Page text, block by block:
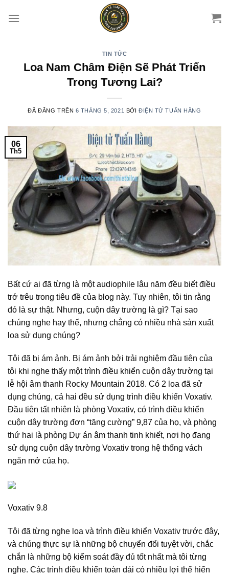
đến
TIN TỨC
Loa Nam Châm Điện Sẽ Phát Triển
Trong Tương Lai?
ĐÃ ĐĂNG TRÊN 6 THÁNG 5, 2021 BỞI ĐIỆN TỬ TUẤN HẰNG
06
Th5
Bất cứ ai đã từng là một audiophile lâu năm đều biết điều
trớ trêu trong tiêu đề của blog này. Tuy nhiên, tôi tin rằng
đó là sự thật. Nhưng, cuộn dây trường là gì? Tại sao
chúng nghe hay thế, nhưng chẳng có nhiều nhà sản xuất
loa sử dụng chúng?
Tôi đã bị ám ảnh. Bị ám ảnh bởi trải nghiệm đầu tiên của
tôi khi nghe thấy một trình điều khiển cuộn dây trường tại
lễ hội âm thanh Rocky Mountain 2018. Có 2 loa đã sử
dụng chúng, cả hai đều sử dụng trình điều khiển Voxativ.
Đầu tiên tất nhiên là phòng Voxativ, có trình điều khiển
cuộn dây trường đơn “tăng cường” 9,87 của họ, và phòng
thứ hai là phòng Dự án âm thanh tinh khiết, nơi họ đang
sử dụng cuộn dây trường Voxativ trong hệ thống vách
ngăn mở của họ.
Voxativ 9.8
Tôi đã từng nghe loa và trình điều khiển Voxativ trước đây,
và chúng thực sự là những bộ chuyển đổi tuyệt vời, chắc
chắn là những bộ kiểm soát đầy đủ tốt nhất mà tôi từng
nghe. Các trình điều khiển toàn dải có nhiều lợi thế hiển